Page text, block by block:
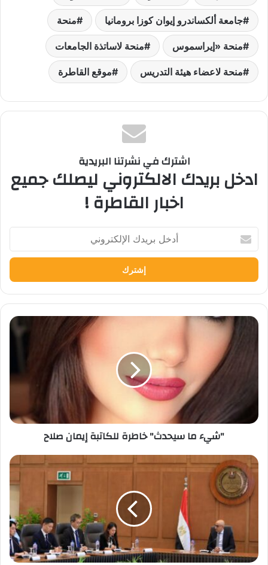
جامعة ألكساندرو إيوان كوزا برومانيا منحة
منحة «إيراسموس منحة لاساتذة الجامعات
منحة لاعضاء هيئة التدريس موقع القاطرة
اشترك في نشرتنا البريدية
ادخل بريدك الالكتروني ليصلك جميع
اخبار القاطرة !
بريدك
الإلكتروني
"شيء
"شيء ما سيحدث" خاطرة للكاتبة إيمان صلاح
وزير
التعليم
الشراكة
المصرية
في